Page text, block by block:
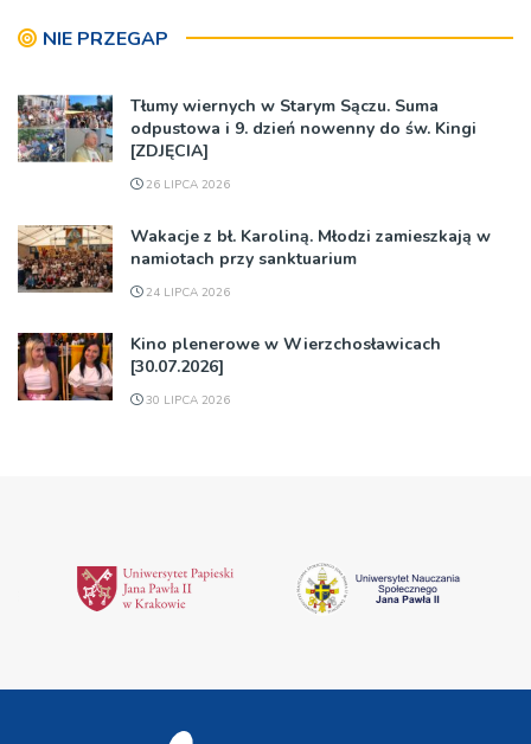
NIE PRZEGAP
Tłumy wiernych w Starym Sączu. Suma
odpustowa i 9. dzień nowenny do św. Kingi
[ZDJĘCIA]
26 LIPCA 2026
Wakacje z bł. Karoliną. Młodzi zamieszkają w
namiotach przy sanktuarium
24 LIPCA 2026
Kino plenerowe w Wierzchosławicach
[30.07.2026]
30 LIPCA 2026